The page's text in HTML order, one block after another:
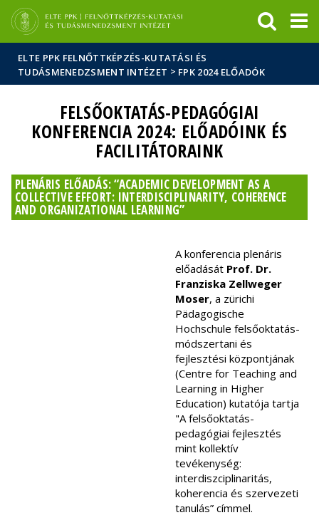
Hírek
Események
ELTE a
sajtóban
ELTE PPK FELNŐTTKÉPZÉS-KUTATÁSI ÉS
TUDÁSMENEDZSMENT INTÉZET > FPK 2024 ELŐADÓK
FELSŐOKTATÁS-PEDAGÓGIAI
KONFERENCIA 2024: ELŐADÓINK ÉS
FACILITÁTORAINK
PLENÁRIS ELŐADÁS: “ACADEMIC DEVELOPMENT AS A
COLLECTIVE EFFORT: INTERDISCIPLINARITY, COHERENCE
AND ORGANIZATIONAL LEARNING”
A konferencia plenáris
előadását Prof. Dr.
Franziska Zellweger
Moser, a zürichi
Pädagogische
Hochschule felsőoktatás-
módszertani és
fejlesztési központjának
(Centre for Teaching and
Learning in Higher
Education) kutatója tartja
"A felsőoktatás-
pedagógiai fejlesztés
mint kollektív
tevékenység:
interdiszciplinaritás,
koherencia és szervezeti
tanulás” címmel.